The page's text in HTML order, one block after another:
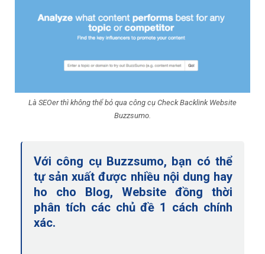
Là SEOer thì không thể bỏ qua công cụ Check Backlink Website
Buzzsumo.
Với công cụ Buzzsumo, bạn có thể
tự sản xuất được nhiều nội dung hay
ho cho Blog, Website đồng thời
phân tích các chủ đề 1 cách chính
xác.